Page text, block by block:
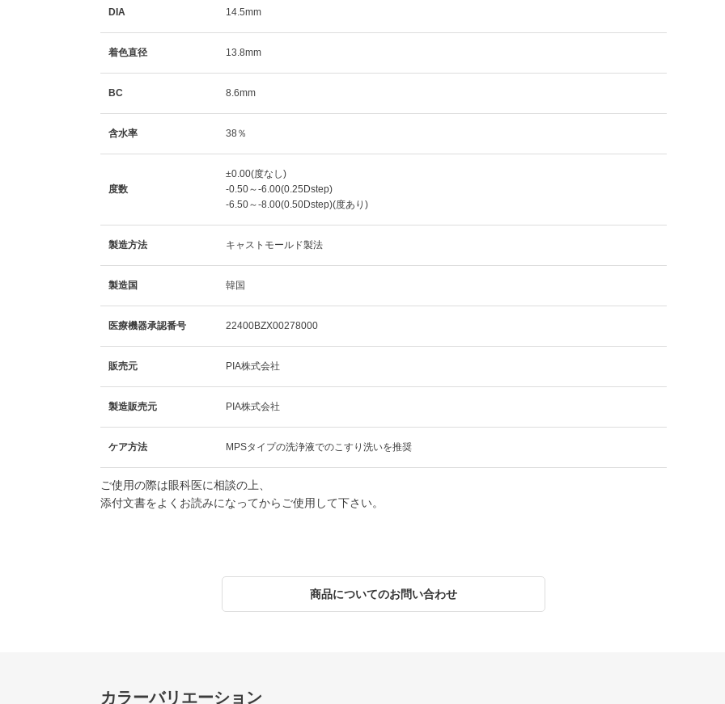
DIA 14.5mm
着色直径 13.8mm
BC 8.6mm
含水率 38％
度数
±0.00(度なし)
-0.50～-6.00(0.25Dstep)
-6.50～-8.00(0.50Dstep)(度あり)
製造方法 キャストモールド製法
製造国 韓国
医療機器承認番号 22400BZX00278000
販売元 PIA株式会社
製造販売元 PIA株式会社
ケア方法 MPSタイプの洗浄液でのこすり洗いを推奨
ご使用の際は眼科医に相談の上、
添付文書をよくお読みになってからご使用して下さい。
商品についてのお問い合わせ